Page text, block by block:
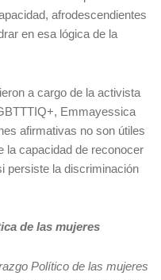
afrodescendientes
en esa lógica de la
a cargo de la activista
Emmayessica
afirmativas no son útiles
la capacidad de reconocer
persiste la discriminación
de las mujeres
Político de las mujeres